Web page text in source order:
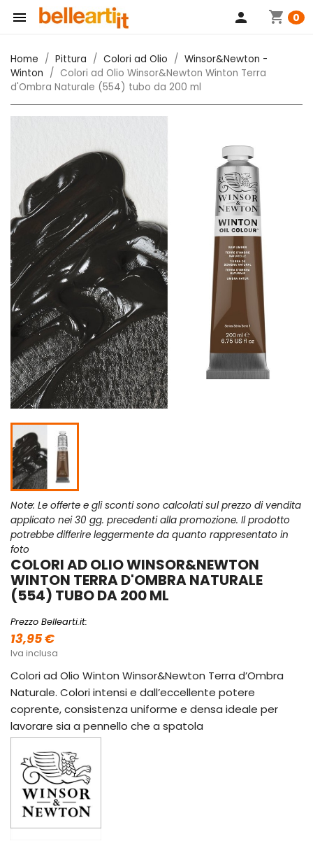
 shopping_cart 0
person
Home Pittura Colori ad Olio
Winsor&Newton -
Winton
Colori ad Olio Winsor&Newton Winton Terra
d'Ombra Naturale (554) tubo da 200 ml
Note: Le offerte e gli sconti sono calcolati sul prezzo di vendita
applicato nei 30 gg. precedenti alla promozione. Il prodotto
potrebbe differire leggermente da quanto rappresentato in
foto
COLORI AD OLIO WINSOR&NEWTON
WINTON TERRA D'OMBRA NATURALE
(554) TUBO DA 200 ML
Prezzo Bellearti.it:
13,95 €
Iva inclusa
Colori ad Olio Winton Winsor&Newton Terra d’Ombra
Naturale. Colori intensi e dall’eccellente potere
coprente, consistenza uniforme e densa ideale per
lavorare sia a pennello che a spatola